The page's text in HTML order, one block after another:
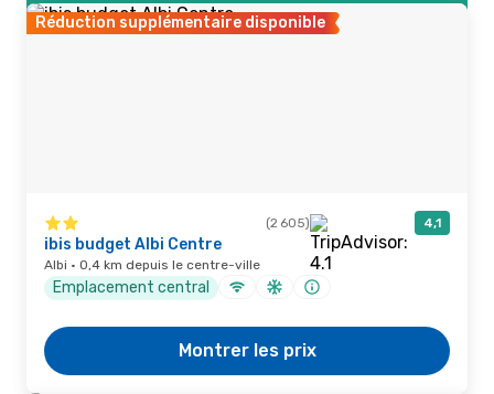
Réduction supplémentaire disponible
(2 605) 4,1
ibis budget Albi Centre
Albi · 0,4 km depuis le centre-ville
Emplacement central
Montrer les prix